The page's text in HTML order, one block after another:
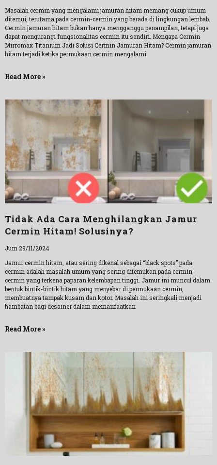
Masalah cermin yang mengalami jamuran hitam memang cukup umum
ditemui, terutama pada cermin-cermin yang berada di lingkungan lembab.
Cermin jamuran hitam bukan hanya mengganggu penampilan, tetapi juga
dapat mengurangi fungsionalitas cermin itu sendiri. Mengapa Cermin
Mirromax Titanium Jadi Solusi Cermin Jamuran Hitam? Cermin jamuran
hitam terjadi ketika permukaan cermin mengalami
Read More »
Tidak Ada Cara Menghilangkan Jamur
Cermin Hitam! Solusinya?
Jum 29/11/2024
Jamur cermin hitam, atau sering dikenal sebagai “black spots” pada
cermin adalah masalah umum yang sering ditemukan pada cermin-
cermin yang terkena paparan kelembapan tinggi. Jamur ini muncul dalam
bentuk bintik-bintik hitam yang menyebar di permukaan cermin,
membuatnya tampak kusam dan kotor. Masalah ini seringkali menjadi
hambatan bagi desainer dalam memanfaatkan
Read More »